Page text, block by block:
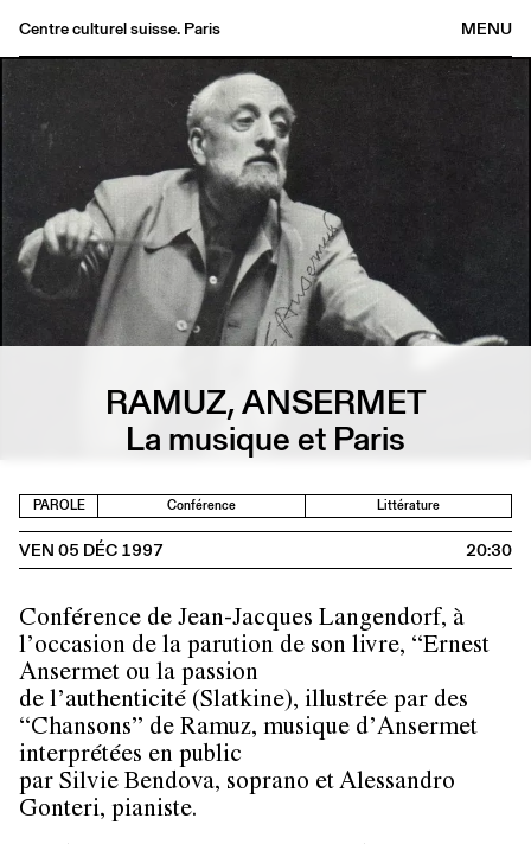
MENU
Centre culturel suisse. Paris
Agenda
Librairie
Buvette
Archives
Médiathèque
Éditions
Informations
FR/EN
RAMUZ, ANSERMET
La musique et Paris
PAROLE Conférence Littérature
VEN 05 DÉC 1997 20:30
Conférence de Jean-Jacques Langendorf, à
l’occasion de la parution de son livre, “Ernest
Ansermet ou la passion
de l’authenticité (Slatkine), illustrée par des
“Chansons” de Ramuz, musique d’Ansermet
interprétées en public
par Silvie Bendova, soprano et Alessandro
Gonteri, pianiste.